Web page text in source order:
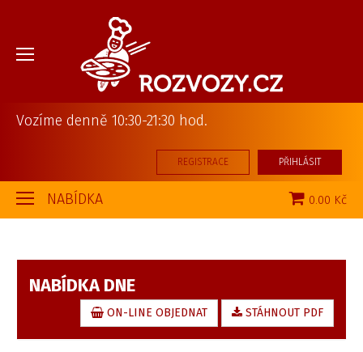
Vozíme denně 10:30-21:30 hod.
REGISTRACE PŘIHLÁSIT
NABÍDKA 0.00 Kč
NABÍDKA DNE
ON-LINE OBJEDNAT STÁHNOUT PDF